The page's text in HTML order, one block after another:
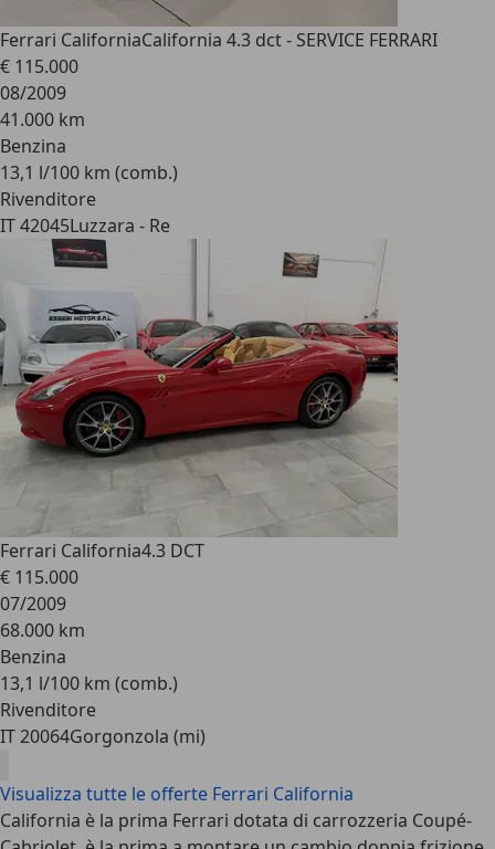
Ferrari CaliforniaCalifornia 4.3 dct - SERVICE FERRARI
€ 115.000
08/2009
41.000 km
Benzina
13,1 l/100 km (comb.)
Rivenditore
IT 42045Luzzara - Re
Ferrari California4.3 DCT
€ 115.000
07/2009
68.000 km
Benzina
13,1 l/100 km (comb.)
Rivenditore
IT 20064Gorgonzola (mi)
Visualizza tutte le offerte Ferrari California
California è la prima Ferrari dotata di carrozzeria Coupé-